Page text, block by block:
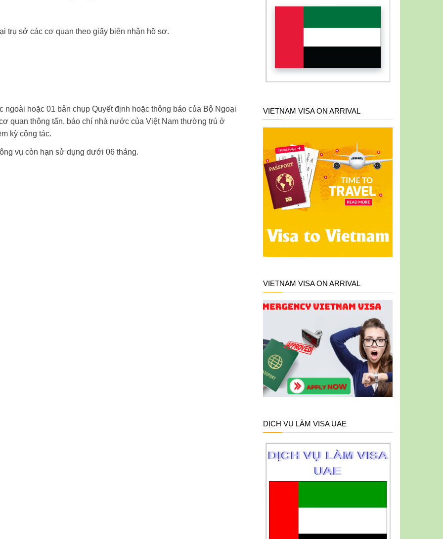
trụ sở các cơ quan theo giấy biên nhận hồ sơ.
hoặc 01 bản chụp Quyết định hoặc thông báo của Bộ Ngoại
quan thông tấn, báo chí nhà nước của Việt Nam thường trú ở
kỳ công tác.
vụ còn hạn sử dụng dưới 06 tháng.
VIETNAM VISA ON ARRIVAL
VIETNAM VISA ON ARRIVAL
DỊCH VỤ LÀM VISA UAE